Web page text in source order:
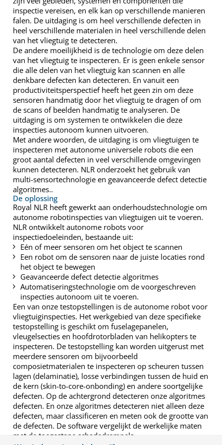
inspectie vereisen, en elk kan op verschillende manieren
falen. De uitdaging is om heel verschillende defecten in
heel verschillende materialen in heel verschillende delen
van het vliegtuig te detecteren.
De andere moeilijkheid is de technologie om deze delen
van het vliegtuig te inspecteren. Er is geen enkele sensor
die alle delen van het vliegtuig kan scannen en alle
denkbare defecten kan detecteren. En vanuit een
productiviteitsperspectief heeft het geen zin om deze
sensoren handmatig door het vliegtuig te dragen of om
de scans of beelden handmatig te analyseren. De
uitdaging is om systemen te ontwikkelen die deze
inspecties autonoom kunnen uitvoeren.
Met andere woorden, de uitdaging is om vliegtuigen te
inspecteren met autonome universele robots die een
groot aantal defecten in veel verschillende omgevingen
kunnen detecteren. NLR onderzoekt het gebruik van
multi-sensortechnologie en geavanceerde defect detectie
algoritmes..
De oplossing
Royal NLR heeft gewerkt aan onderhoudstechnologie om
autonome robotinspecties van vliegtuigen uit te voeren.
NLR ontwikkelt autonome robots voor
inspectiedoeleinden, bestaande uit:
Eén of meer sensoren om het object te scannen
Een robot om de sensoren naar de juiste locaties rond
het object te bewegen
Geavanceerde defect detectie algoritmes
Automatiseringstechnologie om de voorgeschreven
inspecties autonoom uit te voeren.
Een van onze testopstellingen is de autonome robot voor
vliegtuiginspecties. Het werkgebied van deze specifieke
testopstelling is geschikt om fuselagepanelen,
vleugelsecties en hoofdrotorbladen van helikopters te
inspecteren. De testopstelling kan worden uitgerust met
meerdere sensoren om bijvoorbeeld
composietmaterialen te inspecteren op scheuren tussen
lagen (delaminatie), losse verbindingen tussen de huid en
de kern (skin-to-core-onbonding) en andere soortgelijke
defecten. Op de achtergrond detecteren onze algoritmes
defecten. En onze algoritmes detecteren niet alleen deze
defecten, maar classificeren en meten ook de grootte van
de defecten. De software vergelijkt de werkelijke maten
met de toegestane schadedrempels.